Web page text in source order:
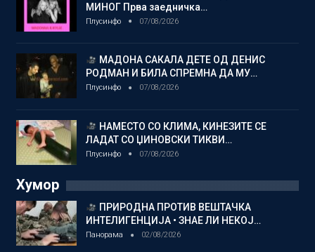
МИНОГ Прва заедничка…
Плусинфо 07/08/2026
МАДОНА САКАЛА ДЕТЕ ОД ДЕНИС
РОДМАН И БИЛА СПРЕМНА ДА МУ…
Плусинфо 07/08/2026
НАМЕСТО СО КЛИМА, КИНЕЗИТЕ СЕ
ЛАДАТ СО ЏИНОВСКИ ТИКВИ…
Плусинфо 07/08/2026
Хумор
ПРИРОДНА ПРОТИВ ВЕШТАЧКА
ИНТЕЛИГЕНЦИЈА • ЗНАЕ ЛИ НЕКОЈ…
Панорама 02/08/2026